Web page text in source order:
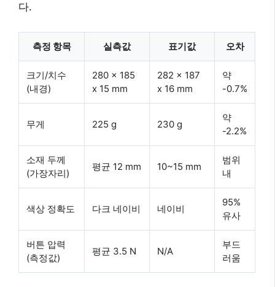
다.
측정 항목 실측값 표기값 오차
크기/치수
(내경)
280 x 185
x 15 mm
282 x 187
x 16 mm
약
-0.7%
무게 225 g 230 g
약
-2.2%
소재 두께
(가장자리)
평균 12 mm 10~15 mm
범위
내
색상 정확도 다크 네이비 네이비
95%
유사
버튼 압력
(측정값)
평균 3.5 N N/A
부드
러움